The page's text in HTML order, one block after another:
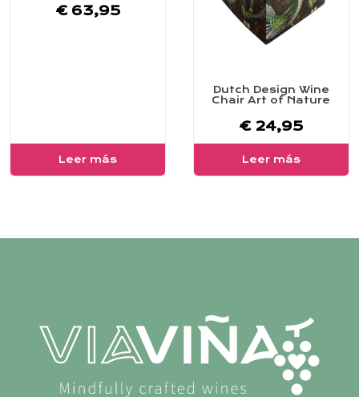
€63,95
Leer más
Dutch Design Wine
Chair Art of Nature
€24,95
Leer más